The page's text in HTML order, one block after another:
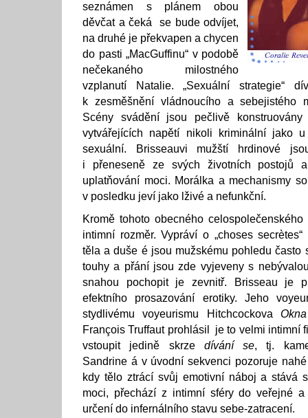
seznámen s plánem obou
děvčat a čeká se bude odvíjet,
na druhé je překvapen a chycen
do pasti „MacGuffinu“ v podobě
nečekaného milostného
vzplanutí Natalie. „Sexuální strategie“
k zesměšnění vládnoucího a sebejistého
Scény svádění jsou pečlivě
vytvářejících napětí nikoli kriminální jako
sexuální. Brisseauvi mužští hrdinové
i přeneseně ze svých životních postojů
uplatňování moci. Morálka a mechanismy
v posledku jeví jako lživé a nefunkční.
Kromě tohoto obecného
intimní rozměr. Vypráví o „choses
těla a duše é jsou mužskému pohledu často
touhy a přání jsou zde vyjeveny s
snahou pochopit je zevnitř. Brisseau je
efektního prosazování erotiky. Jeho
stydlivému voyeurismu Hitchcockova
François Truffaut prohlásil je to velmi intimní
vstoupit jedině skrze dívání se, tj.
Sandrine á v úvodní sekvenci pozoruje
kdy tělo ztrácí svůj emotivní náboj a stává
moci, přechází z intimní sféry do veřejné
určení do infernálního stavu sebe-zatracení.